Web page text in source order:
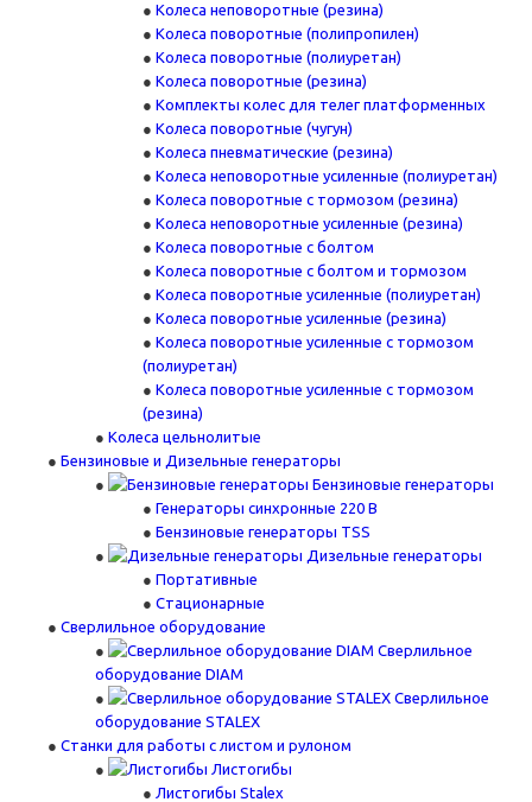
Колеса неповоротные (резина)
Колеса поворотные (полипропилен)
Колеса поворотные (полиуретан)
Колеса поворотные (резина)
Комплекты колес для телег платформенных
Колеса поворотные (чугун)
Колеса пневматические (резина)
Колеса неповоротные усиленные (полиуретан)
Колеса поворотные c тормозом (резина)
Колеса неповоротные усиленные (резина)
Колеса поворотные с болтом
Колеса поворотные с болтом и тормозом
Колеса поворотные усиленные (полиуретан)
Колеса поворотные усиленные (резина)
Колеса поворотные усиленные с тормозом
(полиуретан)
Колеса поворотные усиленные с тормозом
(резина)
Колеса цельнолитые
Бензиновые и Дизельные генераторы
Бензиновые генераторы
Генераторы синхронные 220 В
Бензиновые генераторы TSS
Дизельные генераторы
Портативные
Стационарные
Сверлильное оборудование
Сверлильное
оборудование DIAM
Сверлильное
оборудование STALEX
Станки для работы с листом и рулоном
Листогибы
Листогибы Stalex